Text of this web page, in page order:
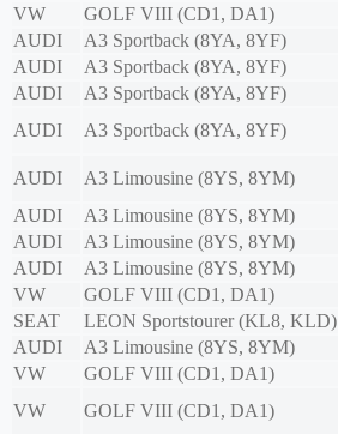
VW
GOLF VIII (CD1, DA1)
AUDI
A3 Sportback (8YA, 8YF)
AUDI
A3 Sportback (8YA, 8YF)
AUDI
A3 Sportback (8YA, 8YF)
AUDI
A3 Sportback (8YA, 8YF)
AUDI
A3 Limousine (8YS, 8YM)
AUDI
A3 Limousine (8YS, 8YM)
AUDI
A3 Limousine (8YS, 8YM)
AUDI
A3 Limousine (8YS, 8YM)
VW
GOLF VIII (CD1, DA1)
SEAT
LEON Sportstourer (KL8, KLD)
AUDI
A3 Limousine (8YS, 8YM)
VW
GOLF VIII (CD1, DA1)
VW
GOLF VIII (CD1, DA1)